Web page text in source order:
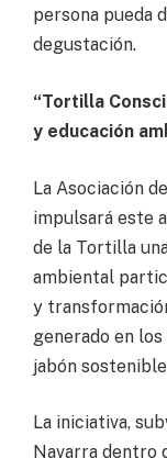
persona pueda
degustación.
“Tortilla
y educación
La Asociación
impulsará este
de la Tortilla
ambiental
y
generado en
jabón
La iniciativa,
Navarra dentro